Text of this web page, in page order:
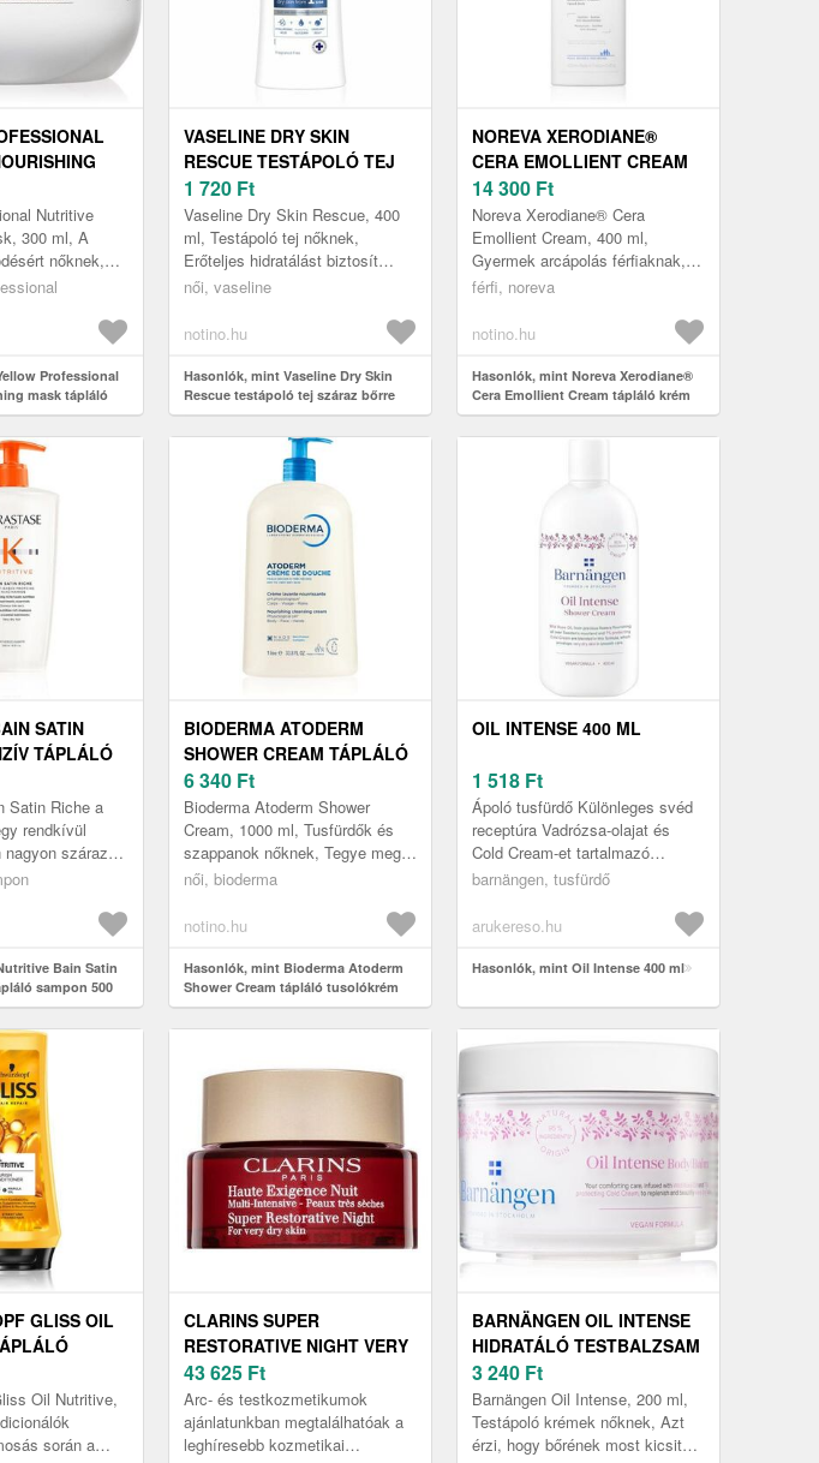
MASZK
Nutritive
300 ml, A
nőknek,
hajának
Professional
mask tápláló
hajra 300
VASELINE DRY SKIN
RESCUE TESTÁPOLÓ TEJ
SZÁRAZ BŐRRE 400 ML
1 720 Ft
Vaseline Dry Skin Rescue, 400
ml, Testápoló tej nőknek,
Erőteljes hidratálást biztosít
gazdag, de gyorsan felszívódó
női, vaseline
notino.hu
Hasonlók, mint Vaseline Dry Skin
Rescue testápoló tej száraz bőrre
400 ml
NOREVA XERODIANE®
CERA EMOLLIENT CREAM
TÁPLÁLÓ KRÉM NAGYON
SZÁRAZ BŐRRE 400 ML
14 300 Ft
Noreva Xerodiane® Cera
Emollient Cream, 400 ml,
Gyermek arcápolás férfiaknak, A
minőségi Noreva Xerodiane®
minden reg...
férfi, noreva
notino.hu
Hasonlók, mint Noreva Xerodiane®
Cera Emollient Cream tápláló krém
nagyon száraz bőrre 400 ml
SATIN
TÁPLÁLÓ
Satin Riche a
rendkívül
száraz
polimereket
Bain Satin
sampon 500
BIODERMA ATODERM
SHOWER CREAM TÁPLÁLÓ
TUSOLÓKRÉM NORMÁLTÓL
SZÁRAZ ÉS ÉRZÉKENY
BŐRRE 1000 ML
6 340 Ft
Bioderma Atoderm Shower
Cream, 1000 ml, Tusfürdők és
szappanok nőknek, Tegye meg a
lehető legtöbbet a nagyon
zuhanyozás...
női, bioderma
notino.hu
Hasonlók, mint Bioderma Atoderm
Shower Cream tápláló tusolókrém
normáltól száraz és érzékeny bőrre
1000 ml
OIL INTENSE 400 ML
1 518 Ft
Ápoló tusfürdő Különleges svéd
receptúra Vadrózsa-olajat és
Cold Cream-et tartalmazó
formula Extra száraz bőrtípus
teszte...
barnängen, tusfürdő
arukereso.hu
Hasonlók, mint Oil Intense 400 ml
GLISS OIL
OLAJJAL
Oil Nutritive,
során a
CLARINS SUPER
RESTORATIVE NIGHT VERY
DRY SKIN CREAM ÉJSZAKAI
KRÉM SZÁRAZ ARCBŐRRE
50 ML
43 625 Ft
Arc- és testkozmetikumok
ajánlatunkban megtalálhatóak a
leghíresebb kozmetikai
BARNÄNGEN OIL INTENSE
HIDRATÁLÓ TESTBALZSAM
SZÁRAZ, NAGYON SZÁRAZ
BŐRRE 200 ML
3 240 Ft
Barnängen Oil Intense, 200 ml,
Testápoló krémek nőknek, Azt
érzi, hogy bőrének most kicsit